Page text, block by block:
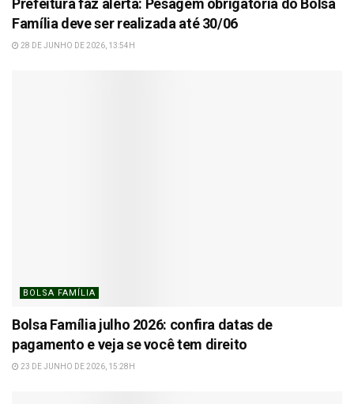
Prefeitura faz alerta: Pesagem obrigatória do Bolsa
Família deve ser realizada até 30/06
28 DE JUNHO DE 2026, 13:54H
BOLSA FAMÍLIA
Bolsa Família julho 2026: confira datas de
pagamento e veja se você tem direito
23 DE JUNHO DE 2026, 15:28H